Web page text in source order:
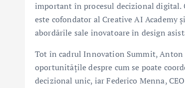
important în procesul decizional digital.
este cofondator al Creative AI
abordările sale inovatoare în design
Tot în cadrul Innovation Summit, Anton
oportunitățile despre cum se poate
decizional unic, iar Federico Menna,